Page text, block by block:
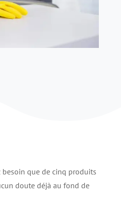
besoin que de cinq produits
doute déjà au fond de